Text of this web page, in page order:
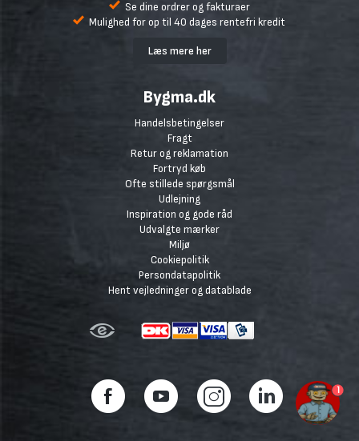
Se dine ordrer og fakturaer
Mulighed for op til 40 dages rentefri kredit
Læs mere her
Bygma.dk
Handelsbetingelser
Fragt
Retur og reklamation
Fortryd køb
Ofte stillede spørgsmål
Udlejning
Inspiration og gode råd
Udvalgte mærker
Miljø
Cookiepolitik
Persondatapolitik
Hent vejledninger og datablade
1